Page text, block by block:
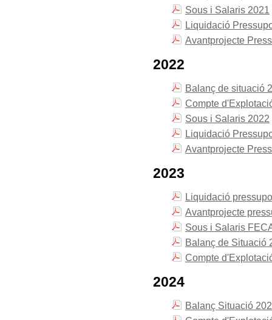
Sous i Salaris 2021
Liquidació
Avantprojecte
2022
Balanç de situació
Compte
Sous i Salaris 2022
Liquidació
Avantprojecte
2023
Liquidació
Avantprojecte
Sous i Salaris
Balanç de Situació
Compte
2024
Balanç Situació